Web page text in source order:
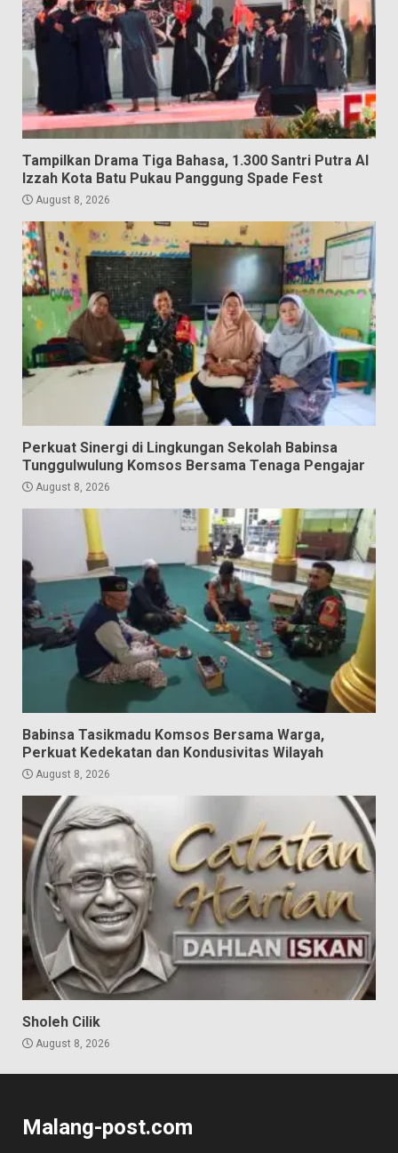
Tampilkan Drama Tiga Bahasa, 1.300 Santri Putra Al
Izzah Kota Batu Pukau Panggung Spade Fest
August 8, 2026
Perkuat Sinergi di Lingkungan Sekolah Babinsa
Tunggulwulung Komsos Bersama Tenaga Pengajar
August 8, 2026
Babinsa Tasikmadu Komsos Bersama Warga,
Perkuat Kedekatan dan Kondusivitas Wilayah
August 8, 2026
Sholeh Cilik
August 8, 2026
Malang-post.com